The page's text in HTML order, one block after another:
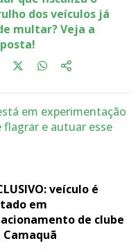
dos veículos já
multar? Veja a
em experimentação
e autuar esse
veículo é
em
de clube
Camaquã